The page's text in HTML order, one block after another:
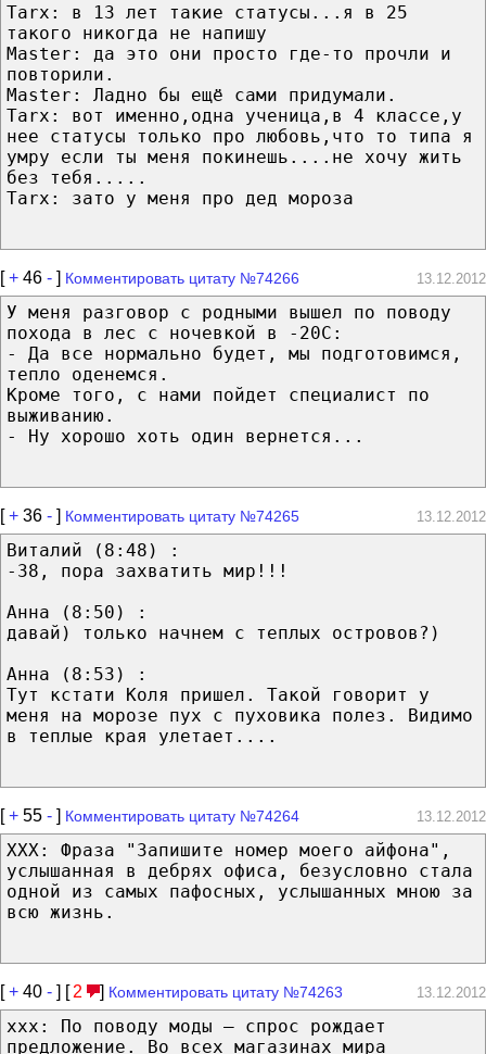
Tarx: в 13 лет такие статусы...я в 25
такого никогда не напишу
Master: да это они просто где-то прочли и
повторили.
Master: Ладно бы ещё сами придумали.
Tarx: вот именно,одна ученица,в 4 классе,у
нее статусы только про любовь,что то типа я
умру если ты меня покинешь....не хочу жить
без тебя.....
Tarx: зато у меня про дед мороза
[+ 46 - ] Комментировать цитату №74266 13.12.2012
У меня разговор с родными вышел по поводу
похода в лес с ночевкой в -20С:
- Да все нормально будет, мы подготовимся,
тепло оденемся.
Кроме того, с нами пойдет специалист по
выживанию.
- Ну хорошо хоть один вернется...
[+ 36 - ] Комментировать цитату №74265 13.12.2012
Виталий (8:48) :
-38, пора захватить мир!!!
Анна (8:50) :
давай) только начнем с теплых островов?)
Анна (8:53) :
Тут кстати Коля пришел. Такой говорит у
меня на морозе пух с пуховика полез. Видимо
в теплые края улетает....
[+ 55 - ] Комментировать цитату №74264 13.12.2012
ХХХ: Фраза "Запишите номер моего айфона",
услышанная в дебрях офиса, безусловно стала
одной из самых пафосных, услышанных мною за
всю жизнь.
[+ 40 - ] [ 2 ] Комментировать цитату №74263 13.12.2012
ххх: По поводу моды – спрос рождает
предложение. Во всех магазинах мира